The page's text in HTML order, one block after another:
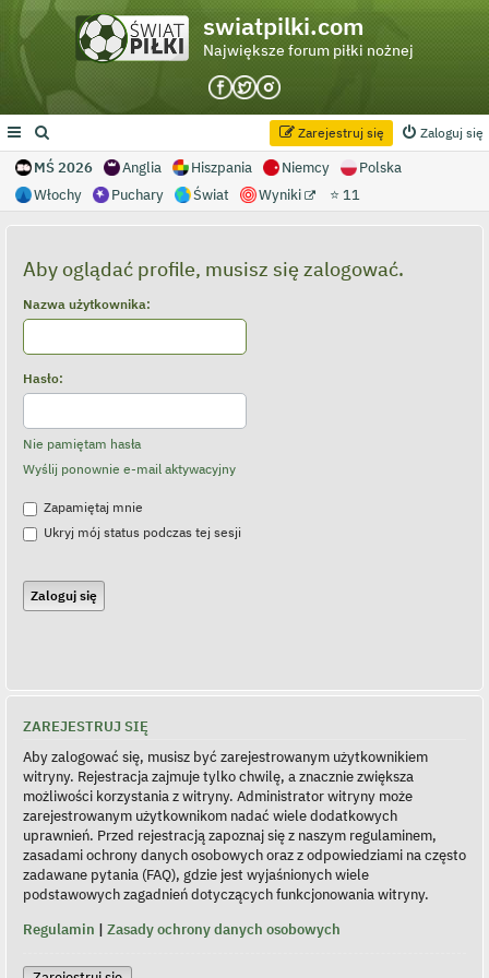
swiatpilki.com
Największe forum piłki nożnej
Zaloguj się
Zarejestruj się
MŚ 2026 Anglia Hiszpania Niemcy
Polska
Włochy
Puchary Świat Wyniki ⭐ 11
Aby oglądać profile, musisz się zalogować.
Nazwa użytkownika:
Hasło:
Nie pamiętam hasła
Wyślij ponownie e-mail aktywacyjny
Zapamiętaj mnie
Ukryj mój status podczas tej sesji
ZAREJESTRUJ SIĘ
Aby zalogować się, musisz być zarejestrowanym użytkownikiem
witryny. Rejestracja zajmuje tylko chwilę, a znacznie zwiększa
możliwości korzystania z witryny. Administrator witryny może
zarejestrowanym użytkownikom nadać wiele dodatkowych
uprawnień. Przed rejestracją zapoznaj się z naszym regulaminem,
zasadami ochrony danych osobowych oraz z odpowiedziami na często
zadawane pytania (FAQ), gdzie jest wyjaśnionych wiele
podstawowych zagadnień dotyczących funkcjonowania witryny.
Regulamin | Zasady ochrony danych osobowych